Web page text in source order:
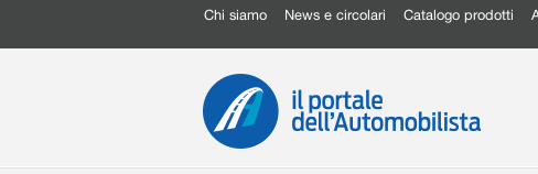
Chi siamo News e circolari Catalogo prodotti